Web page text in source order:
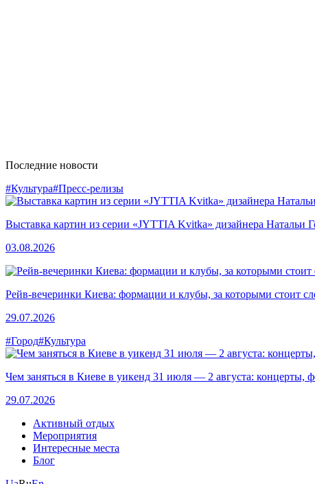
Последние новости
#Культура#Пресс-релизы
Выставка картин из серии «JYTTIA Kvitka» дизайнера Натальи
03.08.2026
Рейв-вечеринки Киева: формации и клубы, за которыми стоит
29.07.2026
#Город#Культура
Чем заняться в Киеве в уикенд 31 июля — 2 августа: концерты,
29.07.2026
Активный отдых
Мероприятия
Интересные места
Блог